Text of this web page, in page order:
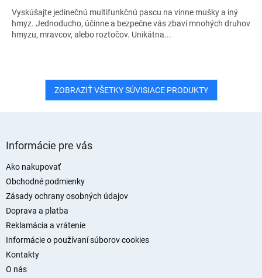
Vyskúšajte jedinečnú multifunkčnú pascu na vínne mušky a iný
hmyz. Jednoducho, účinne a bezpečne vás zbaví mnohých druhov
hmyzu, mravcov, alebo roztočov. Unikátna...
ZOBRAZIŤ VŠETKY SÚVISIACE PRODUKTY
Informácie pre vás
Ako nakupovať
Obchodné podmienky
Zásady ochrany osobných údajov
Doprava a platba
Reklamácia a vrátenie
Informácie o používaní súborov cookies
Kontakty
O nás